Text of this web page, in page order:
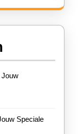
Jouw
Speciale